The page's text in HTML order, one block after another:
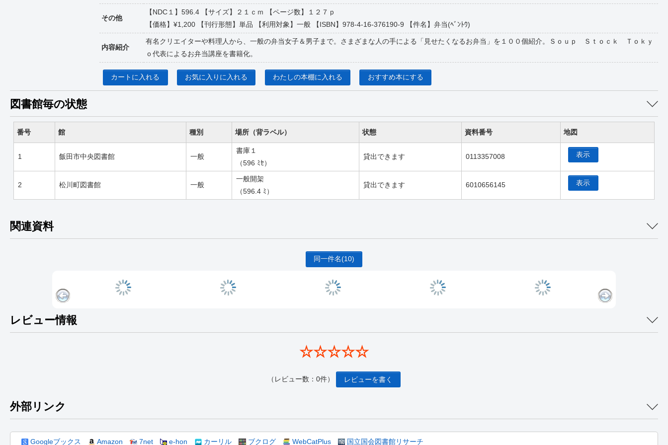
その他
【NDC１】596.4 【サイズ】２１ｃｍ 【ページ数】１２７ｐ
【価格】¥1,200 【刊行形態】単品 【利用対象】一般 【ISBN】978-4-16-376190-9 【件名】弁当(ﾍﾞﾝﾄｳ)
内容紹介
有名クリエイターや料理人から、一般の弁当女子＆男子まで。さまざまな人の手による「見せたくなるお弁当」を１００個紹介。Ｓｏｕｐ Ｓｔｏｃｋ Ｔｏｋｙ
ｏ代表によるお弁当講座を書籍化。
カートに入れる お気に入りに入れる わたしの本棚に入れる おすすめ本にする
図書館毎の状態
番号 館 種別 場所（背ラベル） 状態 資料番号 地図
1 飯田市中央図書館 一般
書庫１
（596 ﾐｾ）
貸出できます 0113357008 表示
2 松川町図書館 一般
一般開架
（596.4 ﾐ）
貸出できます 6010656145 表示
関連資料
同一件名(10)
レビュー情報
☆☆☆☆☆
（レビュー数：0件） レビューを書く
外部リンク
Googleブックス Amazon 7net e-hon カーリル ブクログ WebCatPlus 国立国会図書館リサーチ